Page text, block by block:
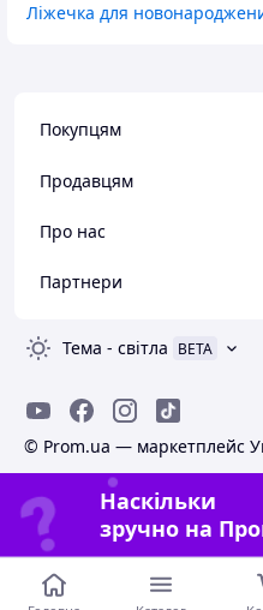
Ліжечка для
Покупцям
Продавцям
Про нас
Партнери
Тема - світла BETA
© Prom.ua — маркетплейс
Наскільки
зручно на